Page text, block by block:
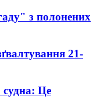
з полонених
21-
судна: Це